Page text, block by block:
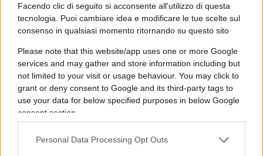
Facendo clic di seguito si acconsente all'utilizzo di questa
tecnologia. Puoi cambiare idea e modificare le tue scelte sul
consenso in qualsiasi momento ritornando su questo sito
Please note that this website/app uses one or more Google
services and may gather and store information including but
not limited to your visit or usage behaviour. You may click to
grant or deny consent to Google and its third-party tags to
use your data for below specified purposes in below Google
consent section.
Personal Data Processing Opt Outs
Questa leva viene utilizzata ad arte dai
malintenzionati per indurre la vittima a decidere
in fretta e ad accantonare i consueti dubbi di
sicurezza.
Un ulteriore campanello d’allarme riguarda la
tipologia di pagamento richiesta e la modalità di
comunicazione proposta dall’host. È
indispensabile diffidare da chi esige ricariche su